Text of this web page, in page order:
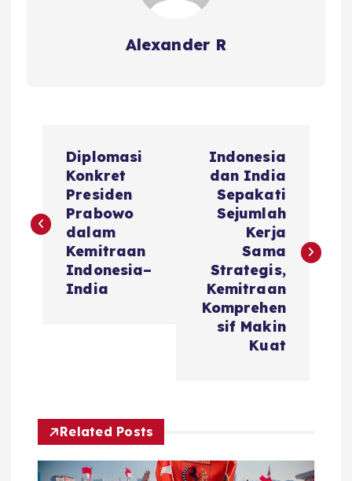
Alexander R
s
g
Diplomasi
Konkret
Presiden
Prabowo
dalam
Kemitraan
Indonesia–
India
Indonesia
dan India
Sepakati
Sejumlah
Kerja
Sama
Strategis,
Kemitraan
Komprehen
sif Makin
Kuat
Related Posts